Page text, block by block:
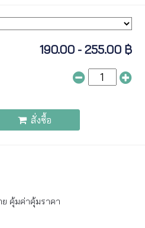
190.00 - 255.00 ฿
สั่งซื้อ
คุ้มค่าคุ้มราคา